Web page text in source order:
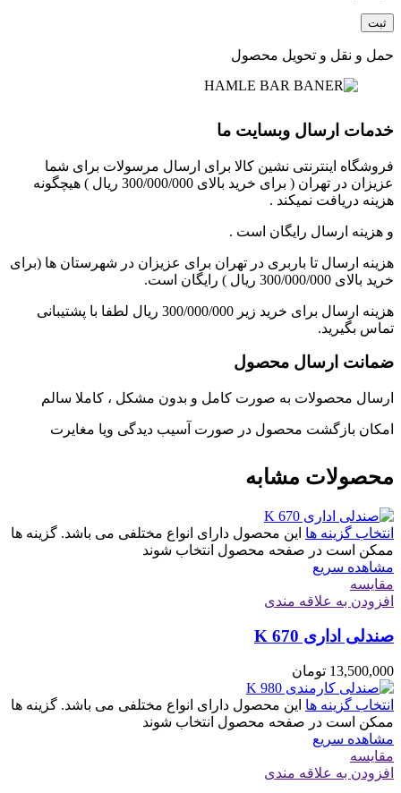
حمل و نقل و تحویل محصول
خدمات ارسال وبسایت ما
فروشگاه اینترنتی نشین کالا برای ارسال مرسولات برای شما
عزیزان در تهران ( برای خرید بالای 300/000/000 ریال ) هیچگونه
هزینه دریافت نمیکند .
و هزینه ارسال رایگان است .
هزینه ارسال تا باربری در تهران برای عزیزان در شهرستان ها (برای
خرید بالای 300/000/000 ریال ) رایگان است.
هزینه ارسال برای خرید زیر 300/000/000 ریال لطفا با پشتیبانی
تماس بگیرید.
ضمانت ارسال محصول
ارسال محصولات به صورت کامل و بدون مشکل ، کاملا سالم
امکان بازگشت محصول در صورت آسیب دیدگی ویا مغایرت
محصولات مشابه
انتخاب گزینه ها این محصول دارای انواع مختلفی می باشد. گزینه ها
ممکن است در صفحه محصول انتخاب شوند
مشاهده سریع
مقایسه
افزودن به علاقه مندی
صندلی اداری K 670
13,500,000 تومان
انتخاب گزینه ها این محصول دارای انواع مختلفی می باشد. گزینه ها
ممکن است در صفحه محصول انتخاب شوند
مشاهده سریع
مقایسه
افزودن به علاقه مندی